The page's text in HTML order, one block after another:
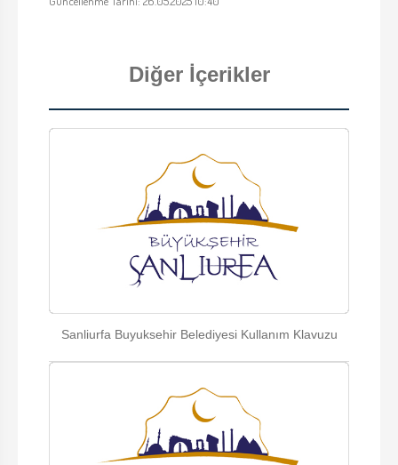
Diğer İçerikler
Sanliurfa Buyuksehir Belediyesi Kullanım Klavuzu